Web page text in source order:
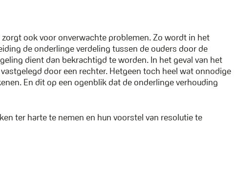
ook voor onverwachte problemen. Zo wordt in het
de onderlinge verdeling tussen de ouders door de
dient dan bekrachtigd te worden. In het geval van het
door een rechter. Hetgeen toch heel wat onnodige
En dit op een ogenblik dat de onderlinge verhouding
ter harte te nemen en hun voorstel van resolutie te